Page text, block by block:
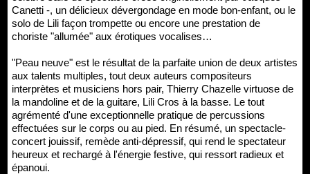
Canetti -, un délicieux dévergondage en mode bon-enfant, ou le
solo de Lili façon trompette ou encore une prestation de
choriste "allumée" aux érotiques vocalises…
"Peau neuve" est le résultat de la parfaite union de deux artistes
aux talents multiples, tout deux auteurs compositeurs
interprètes et musiciens hors pair, Thierry Chazelle virtuose de
la mandoline et de la guitare, Lili Cros à la basse. Le tout
agrémenté d'une exceptionnelle pratique de percussions
effectuées sur le corps ou au pied. En résumé, un spectacle-
concert jouissif, remède anti-dépressif, qui rend le spectateur
heureux et rechargé à l'énergie festive, qui ressort radieux et
épanoui.